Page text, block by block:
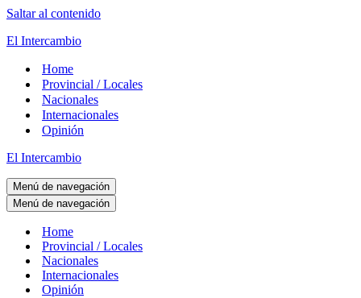
Saltar al contenido
El Intercambio
Home
Provincial / Locales
Nacionales
Internacionales
Opinión
El Intercambio
Menú de navegación
Menú de navegación
Home
Provincial / Locales
Nacionales
Internacionales
Opinión